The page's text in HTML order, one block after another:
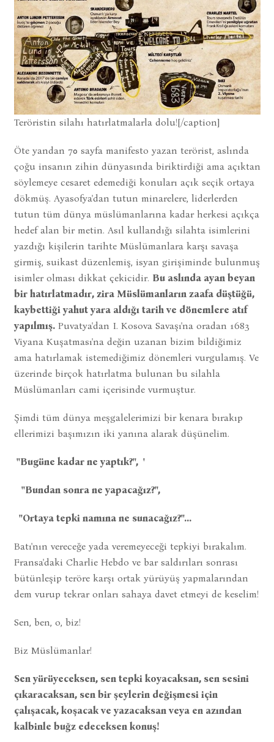
Teröristin silahı hatırlatmalarla dolu![/caption]
Öte yandan 70 sayfa manifesto yazan terörist, aslında
çoğu insanın zihin dünyasında biriktirdiği ama açıktan
söylemeye cesaret edemediği konuları açık seçik ortaya
dökmüş. Ayasofya'dan tutun minarelere, liderlerden
tutun tüm dünya müslümanlarına kadar herkesi açıkça
hedef alan bir metin. Asıl kullandığı silahta isimlerini
yazdığı kişilerin tarihte Müslümanlara karşı savaşa
girmiş, suikast düzenlemiş, isyan girişiminde bulunmuş
isimler olması dikkat çekicidir. Bu aslında ayan beyan
bir hatırlatmadır, zira Müslümanların zaafa düştüğü,
kaybettiği yahut yara aldığı tarih ve dönemlere atıf
yapılmış.Puvatya'dan I. Kosova Savaşı'na oradan 1683
Viyana Kuşatması'na değin uzanan bizim bildiğimiz
ama hatırlamak istemediğimiz dönemleri vurgulamış. Ve
üzerinde birçok hatırlatma bulunan bu silahla
Müslümanları cami içerisinde vurmuştur.
Şimdi tüm dünya meşgalelerimizi bir kenara bırakıp
ellerimizi başımızın iki yanına alarak düşünelim.
''Bugüne kadar ne yaptık?'', '
''Bundan sonra ne yapacağız?'',
''Ortaya tepki namına ne sunacağız?''...
Batı'nın vereceğe yada veremeyeceği tepkiyi bırakalım.
Fransa'daki Charlie Hebdo ve bar saldırıları sonrası
bütünleşip teröre karşı ortak yürüyüş yapmalarından
dem vurup tekrar onları sahaya davet etmeyi de keselim!
Sen, ben, o, biz!
Biz Müslümanlar!
Sen yürüyeceksen, sen tepki koyacaksan, sen sesini
çıkaracaksan, sen bir şeylerin değişmesi için
çalışacak, koşacak ve yazacaksan veya en azından
kalbinle buğz edeceksen konuş!